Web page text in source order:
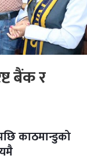
बैंक र
काठमान्डुको